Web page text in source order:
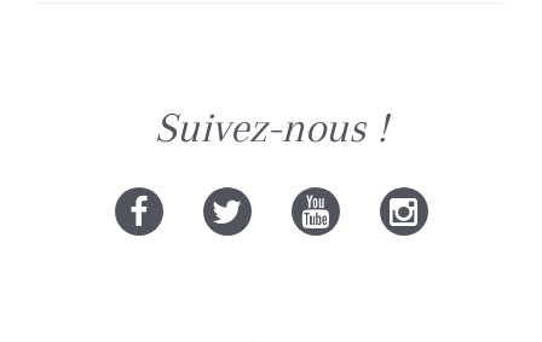
Suivez-nous !